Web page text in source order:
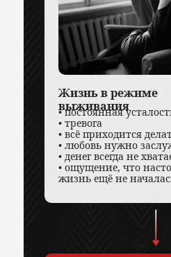
• постоянная
• тревога
• всё приходится
• любовь нужно
• денег всегда не
• ощущение, что
жизнь ещё не
Жизнь в режиме
выживания